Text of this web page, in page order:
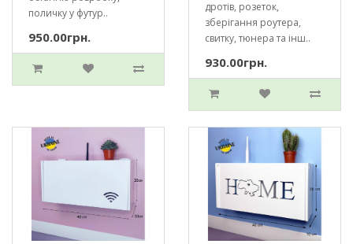
поличку у футур..
950.00грн.
дротів, розеток,
зберігання роутера,
свитку, тюнера та інш..
930.00грн.